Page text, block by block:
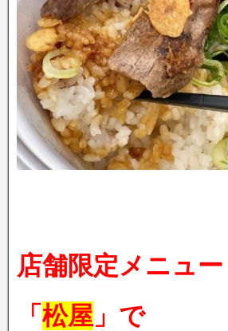
店舗限定メニュー
「 松屋 」で